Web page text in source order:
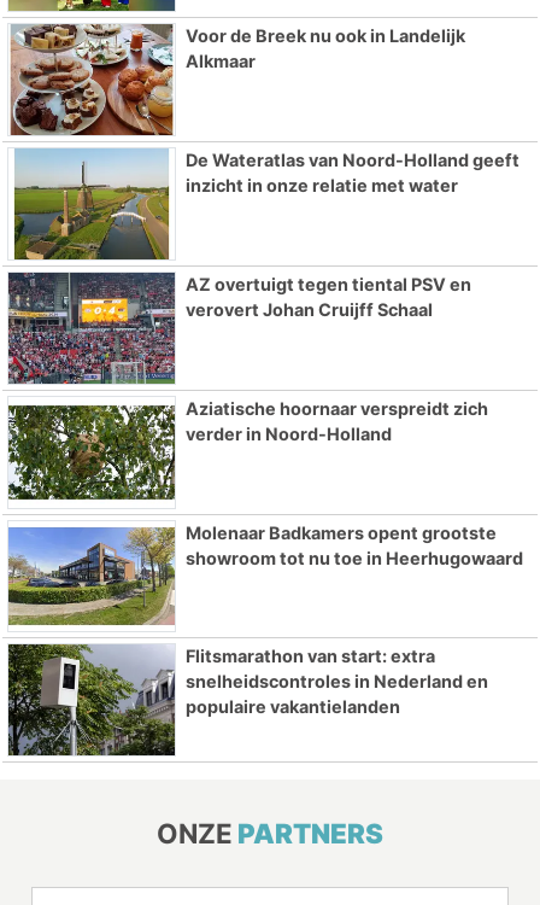
Voor de Breek nu ook in Landelijk
Alkmaar
De Wateratlas van Noord-Holland geeft
inzicht in onze relatie met water
AZ overtuigt tegen tiental PSV en
verovert Johan Cruijff Schaal
Aziatische hoornaar verspreidt zich
verder in Noord-Holland
Molenaar Badkamers opent grootste
showroom tot nu toe in Heerhugowaard
Flitsmarathon van start: extra
snelheidscontroles in Nederland en
populaire vakantielanden
ONZE PARTNERS